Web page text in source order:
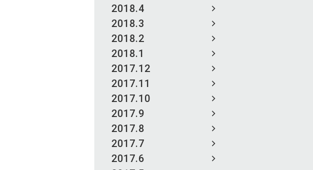
2018.4
2018.3
2018.2
2018.1
2017.12
2017.11
2017.10
2017.9
2017.8
2017.7
2017.6